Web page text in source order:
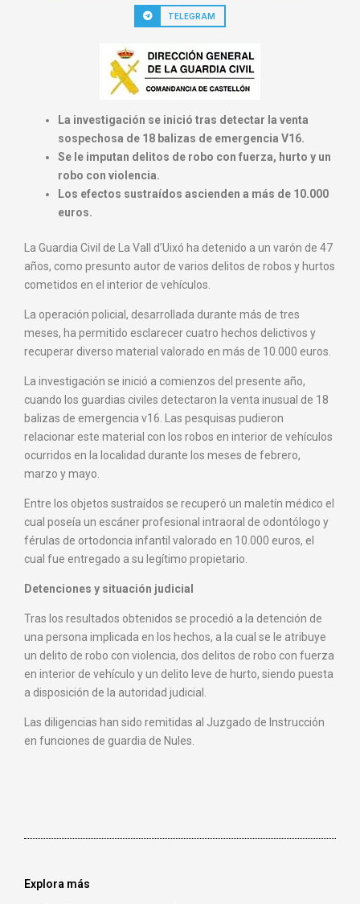
TELEGRAM
La investigación se inició tras detectar la venta
sospechosa de 18 balizas de emergencia V16.
Se le imputan delitos de robo con fuerza, hurto y un
robo con violencia.
Los efectos sustraídos ascienden a más de 10.000
euros.
La Guardia Civil de La Vall d’Uixó ha detenido a un varón de 47
años, como presunto autor de varios delitos de robos y hurtos
cometidos en el interior de vehículos.
La operación policial, desarrollada durante más de tres
meses, ha permitido esclarecer cuatro hechos delictivos y
recuperar diverso material valorado en más de 10.000 euros.
La investigación se inició a comienzos del presente año,
cuando los guardias civiles detectaron la venta inusual de 18
balizas de emergencia v16. Las pesquisas pudieron
relacionar este material con los robos en interior de vehículos
ocurridos en la localidad durante los meses de febrero,
marzo y mayo.
Entre los objetos sustraídos se recuperó un maletín médico el
cual poseía un escáner profesional intraoral de odontólogo y
férulas de ortodoncia infantil valorado en 10.000 euros, el
cual fue entregado a su legítimo propietario.
Detenciones y situación judicial
Tras los resultados obtenidos se procedió a la detención de
una persona implicada en los hechos, a la cual se le atribuye
un delito de robo con violencia, dos delitos de robo con fuerza
en interior de vehículo y un delito leve de hurto, siendo puesta
a disposición de la autoridad judicial.
Las diligencias han sido remitidas al Juzgado de Instrucción
en funciones de guardia de Nules.
Explora más